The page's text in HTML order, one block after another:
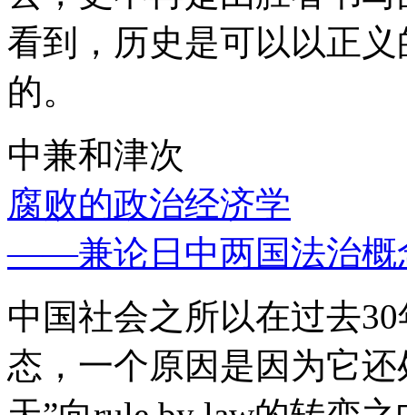
看到，历史是可以以正
的。
中兼和津次
腐败的政治经济学
——兼论日中两国法治概
中国社会之所以在过去
态，一个原因是因为它